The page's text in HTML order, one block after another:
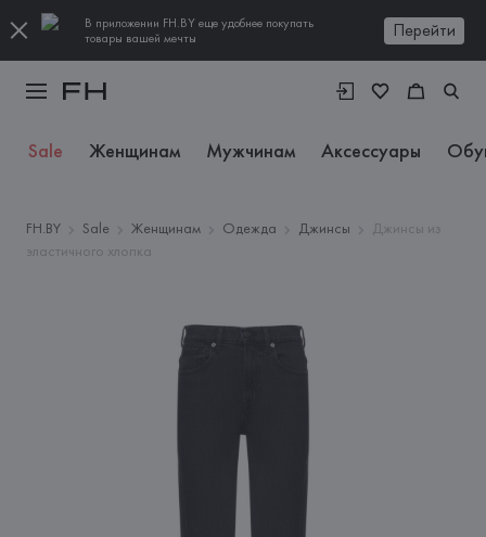
В приложении FH.BY еще удобнее покупать
товары вашей мечты
Перейти
Sale Женщинам Мужчинам Аксессуары
FH.BY Sale Женщинам Одежда Джинсы
Джинсы из
эластичного хлопка